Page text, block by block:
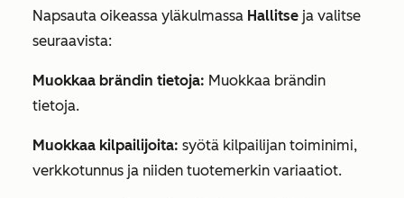
Napsauta oikeassa yläkulmassa Hallitse ja valitse
seuraavista:
Muokkaa brändin tietoja: Muokkaa brändin
tietoja.
Muokkaa kilpailijoita: syötä kilpailijan toiminimi,
verkkotunnus ja niiden tuotemerkin variaatiot.